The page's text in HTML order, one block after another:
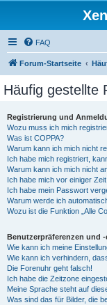
FAQ
Forum-Startseite
Häufig gestellte
Registrierung und
Wozu muss ich mich
Was ist COPPA?
Warum kann ich mich nicht
Ich habe mich registriert,
Warum kann ich mich nicht
Ich habe mich vor einiger
Ich habe mein Passwort
Warum werde ich
Wozu ist die Funktion „Alle
Benutzerpräferenzen und
Wie kann ich meine
Wie kann ich verhindern,
Die Forenuhr geht falsch!
Ich habe die Zeitzone
Meine Sprache steht auf
Was sind das für Bilder, die